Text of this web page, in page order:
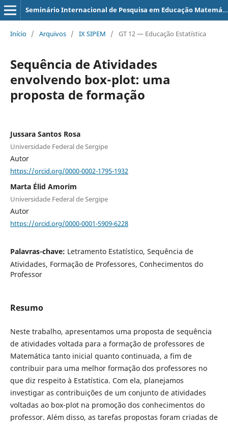
Seminário Internacional de Pesquisa em Educação Matemática
Início / Arquivos / IX SIPEM / GT 12 — Educação Estatística
Sequência de Atividades
envolvendo box-plot: uma
proposta de formação
Jussara Santos Rosa
Universidade Federal de Sergipe
Autor
https://orcid.org/0000-0002-1795-1932
Marta Élid Amorim
Universidade Federal de Sergipe
Autor
https://orcid.org/0000-0001-5909-6228
Palavras-chave: Letramento Estatístico, Sequência de
Atividades, Formação de Professores, Conhecimentos do
Professor
Resumo
Neste trabalho, apresentamos uma proposta de sequência
de atividades voltada para a formação de professores de
Matemática tanto inicial quanto continuada, a fim de
contribuir para uma melhor formação dos professores no
que diz respeito à Estatística. Com ela, planejamos
investigar as contribuições de um conjunto de atividades
voltadas ao box-plot na promoção dos conhecimentos do
professor. Além disso, as tarefas propostas foram criadas de